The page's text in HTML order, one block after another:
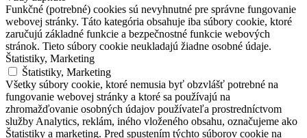
Funkčné (potrebné) cookies sú nevyhnutné pre správne fungovanie
webovej stránky. Táto kategória obsahuje iba súbory cookie, ktoré
zaručujú základné funkcie a bezpečnostné funkcie webových
stránok. Tieto súbory cookie neukladajú žiadne osobné údaje.
Štatistiky, Marketing
Štatistiky, Marketing
Všetky súbory cookie, ktoré nemusia byť obzvlášť potrebné na
fungovanie webovej stránky a ktoré sa používajú na
zhromažďovanie osobných údajov používateľa prostredníctvom
služby Analytics, reklám, iného vloženého obsahu, označujeme ako
Štatistiky a marketing. Pred spustením týchto súborov cookie na